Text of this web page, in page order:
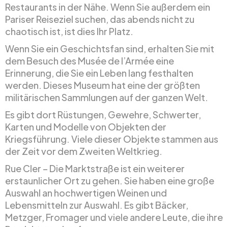
Restaurants in der Nähe. Wenn Sie außerdem ein
Pariser Reiseziel suchen, das abends nicht zu
chaotisch ist, ist dies Ihr Platz.
Wenn Sie ein Geschichtsfan sind, erhalten Sie mit
dem Besuch des Musée de l’Armée eine
Erinnerung, die Sie ein Leben lang festhalten
werden. Dieses Museum hat eine der größten
militärischen Sammlungen auf der ganzen Welt.
Es gibt dort Rüstungen, Gewehre, Schwerter,
Karten und Modelle von Objekten der
Kriegsführung. Viele dieser Objekte stammen aus
der Zeit vor dem Zweiten Weltkrieg.
Rue Cler – Die Marktstraße ist ein weiterer
erstaunlicher Ort zu gehen. Sie haben eine große
Auswahl an hochwertigen Weinen und
Lebensmitteln zur Auswahl. Es gibt Bäcker,
Metzger, Fromager und viele andere Leute, die ihre